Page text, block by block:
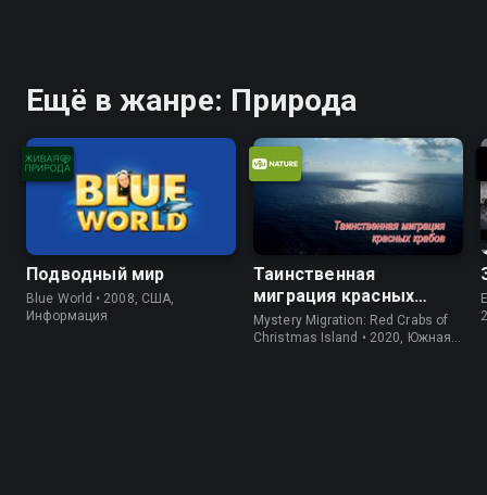
Ещё в жанре: Природа
Подводный мир
Blue World • 2008, США,
Информация
Таинственная
миграция красных
крабов
Mystery Migration: Red Crabs of
Christmas Island • 2020, Южная